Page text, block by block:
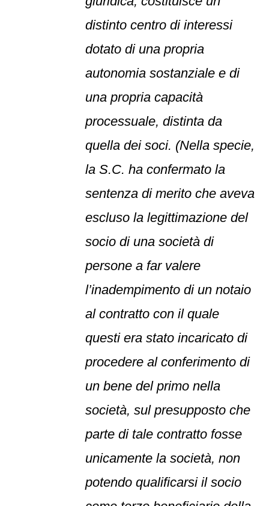
distinto centro di interessi
dotato di una propria
autonomia sostanziale e di
una propria capacità
processuale, distinta da
quella dei soci. (Nella specie,
la S.C. ha confermato la
sentenza di merito che aveva
escluso la legittimazione del
socio di una società di
persone a far valere
l’inadempimento di un notaio
al contratto con il quale
questi era stato incaricato di
procedere al conferimento di
un bene del primo nella
società, sul presupposto che
parte di tale contratto fosse
unicamente la società, non
potendo qualificarsi il socio